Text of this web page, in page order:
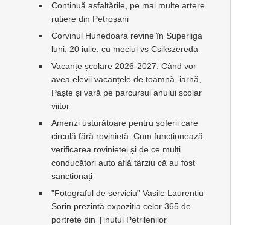
Continuă asfaltările, pe mai multe artere
rutiere din Petroșani
Corvinul Hunedoara revine în Superliga
luni, 20 iulie, cu meciul vs Csikszereda
Vacanțe școlare 2026-2027: Când vor
avea elevii vacanțele de toamnă, iarnă,
Paște și vară pe parcursul anului școlar
viitor
Amenzi usturătoare pentru șoferii care
circulă fără rovinietă: Cum funcționează
verificarea rovinietei și de ce mulți
conducători auto află târziu că au fost
sancționați
”Fotograful de serviciu” Vasile Laurențiu
Sorin prezintă expoziția celor 365 de
portrete din Ținutul Petrilenilor